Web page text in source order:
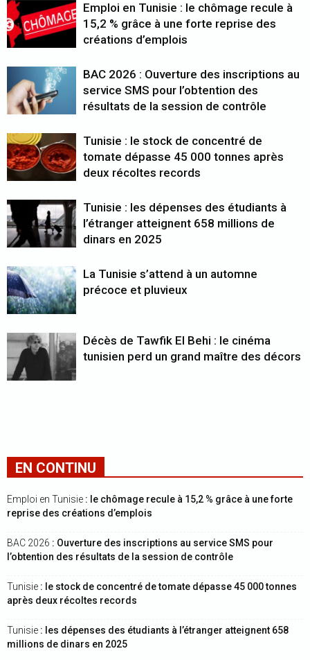
Emploi en Tunisie : le chômage recule à
15,2 % grâce à une forte reprise des
créations d’emplois
BAC 2026 : Ouverture des inscriptions au
service SMS pour l’obtention des
résultats de la session de contrôle
Tunisie : le stock de concentré de
tomate dépasse 45 000 tonnes après
deux récoltes records
Tunisie : les dépenses des étudiants à
l’étranger atteignent 658 millions de
dinars en 2025
La Tunisie s’attend à un automne
précoce et pluvieux
Décès de Tawfik El Behi : le cinéma
tunisien perd un grand maître des décors
EN CONTINU
Emploi en Tunisie : le chômage recule à 15,2 % grâce à une forte
reprise des créations d’emplois
BAC 2026 : Ouverture des inscriptions au service SMS pour
l’obtention des résultats de la session de contrôle
Tunisie : le stock de concentré de tomate dépasse 45 000 tonnes
après deux récoltes records
Tunisie : les dépenses des étudiants à l’étranger atteignent 658
millions de dinars en 2025